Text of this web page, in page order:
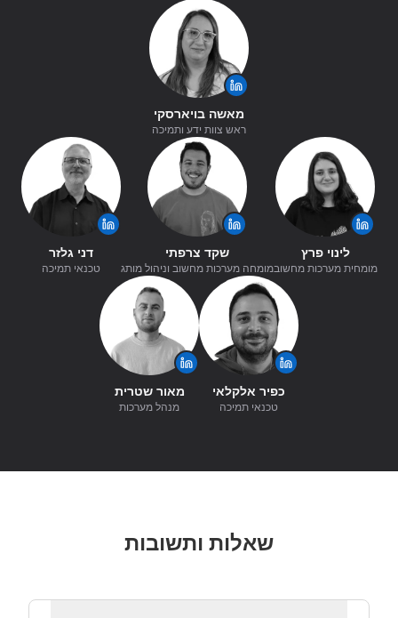
מאשה בויארסקי
ראש צוות ידע ותמיכה
לינוי פרץ
מומחית מערכות מחשוב
שקד צרפתי
מומחה מערכות מחשוב וניהול מותג
דני גלזר
טכנאי תמיכה
כפיר אלקלאי
טכנאי תמיכה
מאור שטרית
מנהל מערכות
שאלות ותשובות